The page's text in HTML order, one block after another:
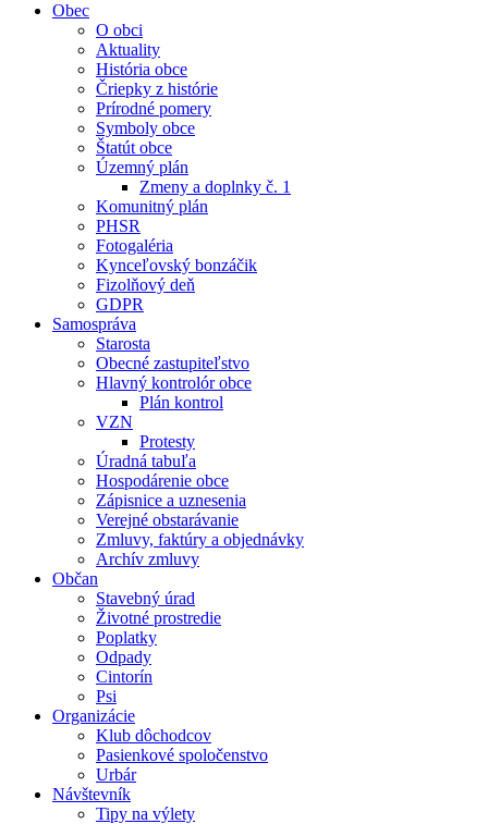
Obec
O obci
Aktuality
História obce
Čriepky z histórie
Prírodné pomery
Symboly obce
Štatút obce
Územný plán
Zmeny a doplnky č. 1
Komunitný plán
PHSR
Fotogaléria
Kynceľovský bonzáčik
Fizolňový deň
GDPR
Samospráva
Starosta
Obecné zastupiteľstvo
Hlavný kontrolór obce
Plán kontrol
VZN
Protesty
Úradná tabuľa
Hospodárenie obce
Zápisnice a uznesenia
Verejné obstarávanie
Zmluvy, faktúry a objednávky
Archív zmluvy
Občan
Stavebný úrad
Životné prostredie
Poplatky
Odpady
Cintorín
Psi
Organizácie
Klub dôchodcov
Pasienkové spoločenstvo
Urbár
Návštevník
Tipy na výlety